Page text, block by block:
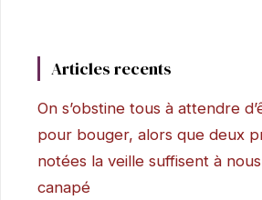
Articles recents
On s’obstine tous à attendre
pour bouger, alors que deux
notées la veille suffisent à
canapé